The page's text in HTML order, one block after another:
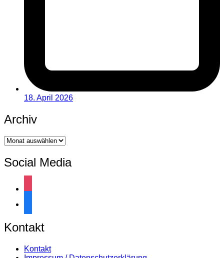
18. April 2026
Archiv
Archiv
Social Media
Kontakt
Kontakt